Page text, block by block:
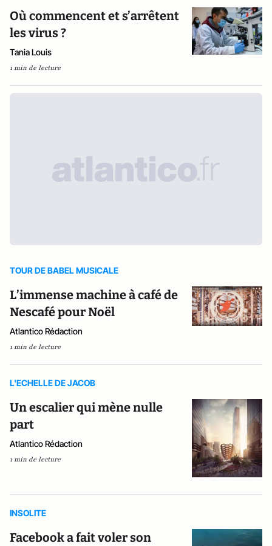
Où commencent et s’arrêtent
les virus ?
Tania Louis
1 min de lecture
TOUR DE BABEL MUSICALE
L’immense machine à café de
Nescafé pour Noël
Atlantico Rédaction
1 min de lecture
L'ECHELLE DE JACOB
Un escalier qui mène nulle
part
Atlantico Rédaction
1 min de lecture
INSOLITE
Facebook a fait voler son